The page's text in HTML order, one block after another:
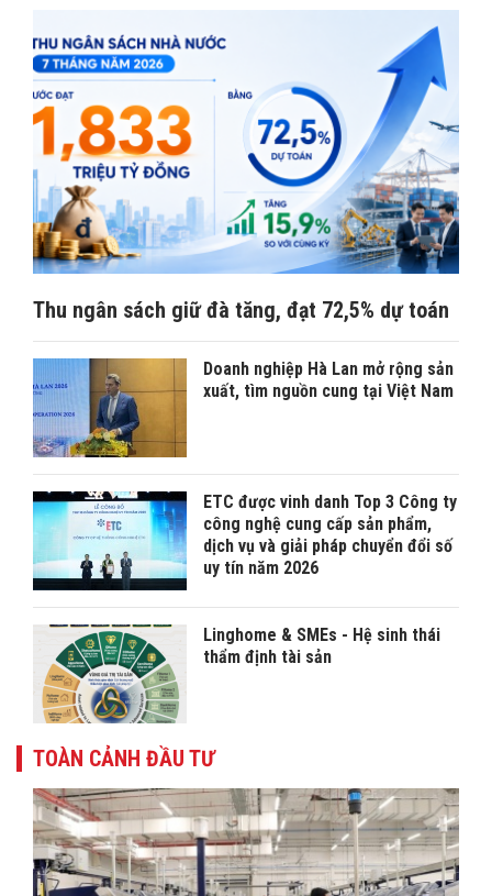
Thu ngân sách giữ đà tăng, đạt 72,5% dự toán
Doanh nghiệp Hà Lan mở rộng sản
xuất, tìm nguồn cung tại Việt Nam
ETC được vinh danh Top 3 Công ty
công nghệ cung cấp sản phẩm,
dịch vụ và giải pháp chuyển đổi số
uy tín năm 2026
Linghome & SMEs - Hệ sinh thái
thẩm định tài sản
TOÀN CẢNH ĐẦU TƯ